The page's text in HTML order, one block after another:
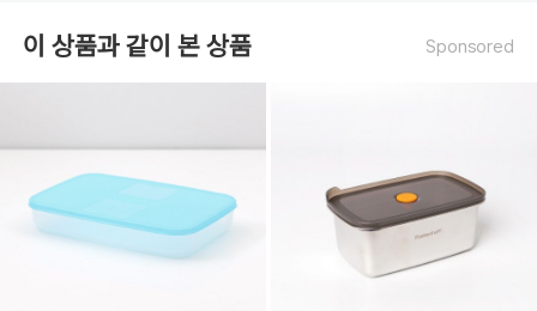
이 상품과 같이 본 상품 Sponsored